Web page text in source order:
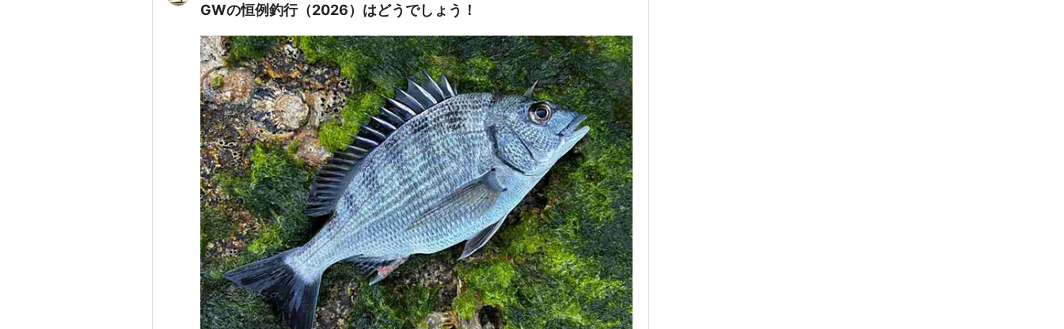
GWの恒例釣行（2026）はどうでしょう！